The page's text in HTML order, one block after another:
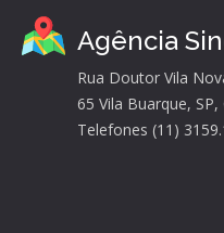
Agência
Rua Doutor Vila
65 Vila Buarque, SP,
Telefones (11)